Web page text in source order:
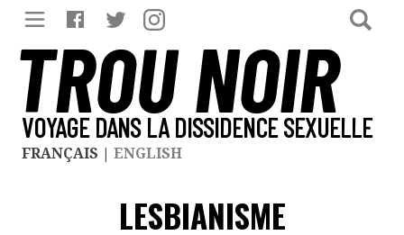
TROU NOIR
VOYAGE DANS LA DISSIDENCE SEXUELLE
FRANÇAIS | ENGLISH
LESBIANISME